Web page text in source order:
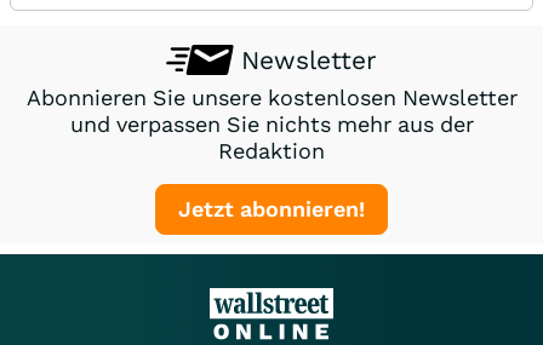
Newsletter
Abonnieren Sie unsere kostenlosen Newsletter
und verpassen Sie nichts mehr aus der
Redaktion
Jetzt abonnieren!